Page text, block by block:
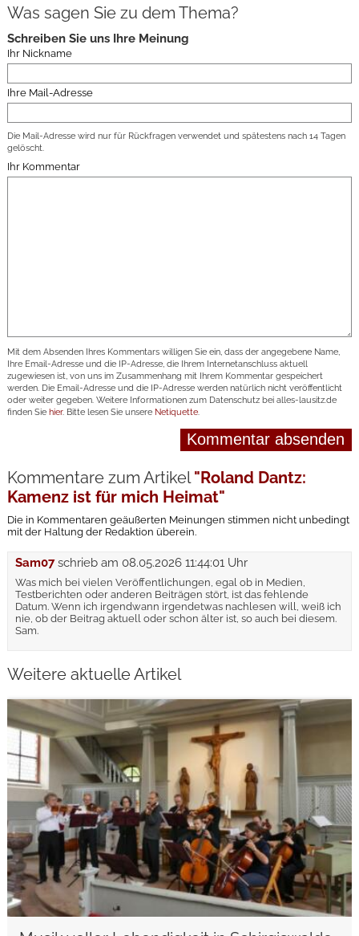
Was sagen Sie zu dem Thema?
Schreiben Sie uns Ihre Meinung
Ihr Nickname
Ihre Mail-Adresse
Die Mail-Adresse wird nur für Rückfragen verwendet und spätestens nach 14 Tagen
gelöscht.
Ihr Kommentar
Mit dem Absenden Ihres Kommentars willigen Sie ein, dass der angegebene Name,
Ihre Email-Adresse und die IP-Adresse, die Ihrem Internetanschluss aktuell
zugewiesen ist, von uns im Zusammenhang mit Ihrem Kommentar gespeichert
werden. Die Email-Adresse und die IP-Adresse werden natürlich nicht veröffentlicht
oder weiter gegeben. Weitere Informationen zum Datenschutz bei alles-lausitz.de
finden Sie hier. Bitte lesen Sie unsere Netiquette.
Kommentare zum Artikel"Roland Dantz:
Kamenz ist für mich Heimat"
Die in Kommentaren geäußerten Meinungen stimmen nicht unbedingt
mit der Haltung der Redaktion überein.
Sam07 schrieb am 08.05.2026 11:44:01 Uhr
Was mich bei vielen Veröffentlichungen, egal ob in Medien,
Testberichten oder anderen Beiträgen stört, ist das fehlende
Datum. Wenn ich irgendwann irgendetwas nachlesen will, weiß ich
nie, ob der Beitrag aktuell oder schon älter ist, so auch bei diesem.
Sam.
Weitere aktuelle Artikel
weiterlesen